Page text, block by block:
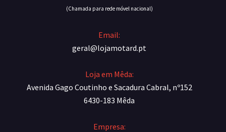
(Chamada para rede móvel nacional)
Email:
geral@lojamotard.pt
Loja em Mêda:
Avenida Gago Coutinho e Sacadura Cabral, nº152
6430-183 Mêda
Empresa: